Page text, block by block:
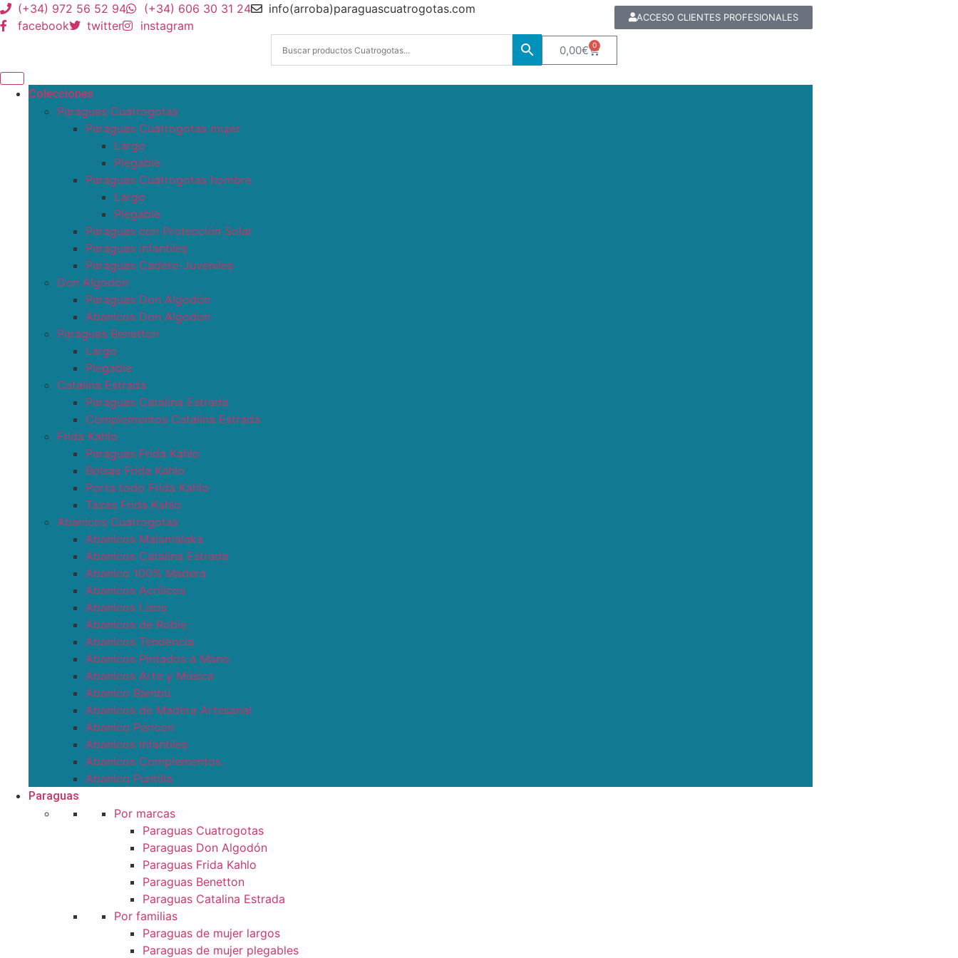
(+34) 972 56 52 94 (+34) 606 30 31 24
info(arroba)paraguascuatrogotas.com
facebook
twitter instagram
ACCESO CLIENTES PROFESIONALES
0,00€ 0
Colecciones
Paraguas Cuatrogotas
Paraguas Cuatrogotas mujer
Largo
Plegable
Paraguas Cuatrogotas hombre
Largo
Plegable
Paraguas con Protección Solar
Paraguas infantiles
Paraguas Cadete-Juveniles
Don Algodón
Paraguas Don Algodón
Abanicos Don Algodon
Paraguas Benetton
Largo
Plegable
Catalina Estrada
Paraguas Catalina Estrada
Complementos Catalina Estrada
Frida Kahlo
Paraguas Frida Kahlo
Bolsas Frida Kahlo
Porta todo Frida Kahlo
Tazas Frida Kahlo
Abanicos Cuatrogotas
Abanicos Malamalaka
Abanicos Catalina Estrada
Abanico 100% Madera
Abanicos Acrílicos
Abanicos Lisos
Abanicos de Roble
Abanicos Tendencia
Abanicos Pintados a Mano
Abanicos Arte y Música
Abanico Bambú
Abanicos de Madera Artesanal
Abanico Pericon
Abanicos Infantiles
Abanicos Complementos
Abanico Puntilla
Paraguas
Por marcas
Paraguas Cuatrogotas
Paraguas Don Algodón
Paraguas Frida Kahlo
Paraguas Benetton
Paraguas Catalina Estrada
Por familias
Paraguas de mujer largos
Paraguas de mujer plegables